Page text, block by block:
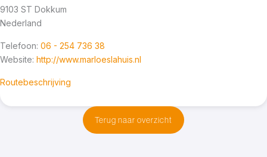
9103 ST Dokkum
Nederland
Telefoon: 06 - 254 736 38
Website: http://www.marloeslahuis.nl
Routebeschrijving
Terug naar overzicht